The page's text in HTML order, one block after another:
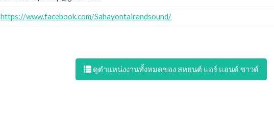
https://www.facebook.com/Sahayontairandsound/
ดูตำแหน่งงานทั้งหมดของ สหยนต์ แอร์ แอนด์ ซาวด์